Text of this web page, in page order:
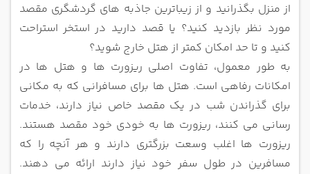
از منزل بگذرانید و از زیباترین جاذبه های گردشگری مقصد
مورد نظر بازدید کنید؟ یا قصد دارید در استخر استراحت
کنید و تا حد امکان کمتر از هتل خارج شوید؟
به طور معمول، تفاوت اصلی ریزورت ها و هتل ها در
امکانات رفاهی است. هتل ها برای مسافرانی که به مکانی
برای گذراندن شب در یک مقصد خاص نیاز دارند، خدمات
رسانی می کنند، ریزورت ها به خودی خود مقصد هستند.
ریزورت ها اغلب وسعت بزرگتری دارند و هر آنچه را که
مسافرین در طول سفر خود نیاز دارند ارائه می دهند.